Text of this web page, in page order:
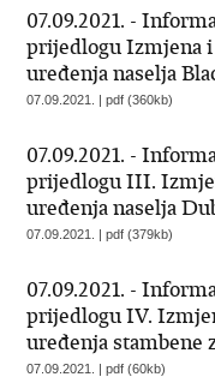
07.09.2021. -
prijedlogu Izmjena
uređenja naselja
07.09.2021. | pdf (360kb)
07.09.2021. -
prijedlogu III.
uređenja naselja
07.09.2021. | pdf (379kb)
07.09.2021. -
prijedlogu IV.
uređenja stambene
07.09.2021. | pdf (60kb)